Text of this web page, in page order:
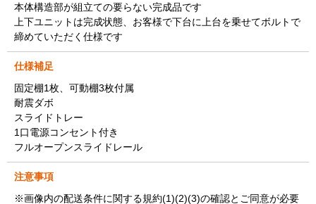
本体構造部が組立ての要らない完成品です
上下ユニットは完成状態、お客様で下台に上台を乗せてボルトで
締めていただく仕様です
仕様補足
固定棚1枚、可動棚3枚付属
耐震ダボ
スライドトレー
1口電源コンセント付き
フルオープンスライドレール
注意事項
※画像内の配送条件に関する規約(1)(2)(3)の確認とご同意が必要